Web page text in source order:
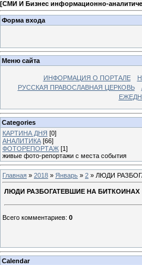
[СМИ И Бизнес информационно-
Форма входа
Меню сайта
ИНФОРМАЦИЯ О ПОРТАЛЕ
РУССКАЯ ПРАВОСЛАВНАЯ ЦЕРКОВЬ
Categories
КАРТИНА ДНЯ [0]
АНАЛИТИКА [66]
ФОТОРЕПОРТАЖ [1]
живые фото-репортажи с места события
Главная » 2018 » Январь » 2 » ЛЮДИ
ЛЮДИ РАЗБОГАТЕВШИЕ НА БИТКОИНАХ
Всего комментариев: 0
Calendar